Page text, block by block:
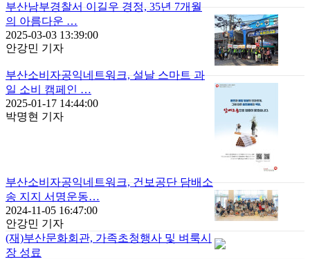
부산남부경찰서 이길우 경정, 35년 7개월
의 아름다운 …
2025-03-03 13:39:00
안강민 기자
부산소비자공익네트워크, 설날 스마트 과
일 소비 캠페인 …
2025-01-17 14:44:00
박명현 기자
부산소비자공익네트워크, 건보공단 담배소
송 지지 서명운동…
2024-11-05 16:47:00
안강민 기자
(재)부산문화회관, 가족초청행사 및 벼룩시
장 성료